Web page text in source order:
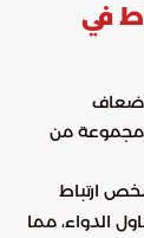
في
إضعاف
مجموعة من
ارتباط
الدواء، مما